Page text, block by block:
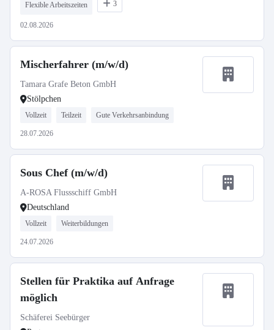
Flexible Arbeitszeiten 3
02.08.2026
Mischerfahrer (m/w/d)
Tamara Grafe Beton GmbH
Stölpchen
Vollzeit Teilzeit Gute Verkehrsanbindung
28.07.2026
Sous Chef (m/w/d)
A-ROSA Flussschiff GmbH
Deutschland
Vollzeit Weiterbildungen
24.07.2026
Stellen für Praktika auf Anfrage
möglich
Schäferei Seebürger